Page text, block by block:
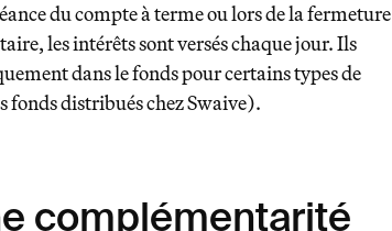
du compte à terme ou lors de la fermeture
les intérêts sont versés chaque jour. Ils
dans le fonds pour certains types de
distribués chez Swaive).
complémentarité